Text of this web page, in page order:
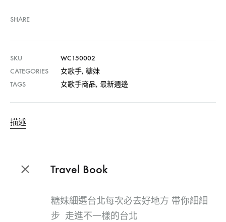
SHARE
SKU
WC150002
CATEGORIES
女歌手, 糖妹
TAGS
女歌手商品, 最新週邊
描述
Travel Book
糖妹細選台北每次必去好地方 帶你細細
步 走進不一樣的台北